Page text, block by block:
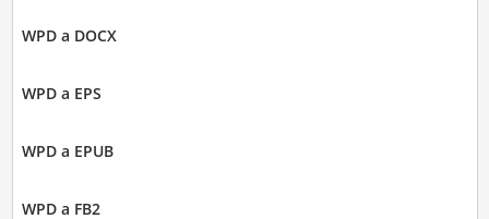
WPD a DOCX
WPD a EPS
WPD a EPUB
WPD a FB2